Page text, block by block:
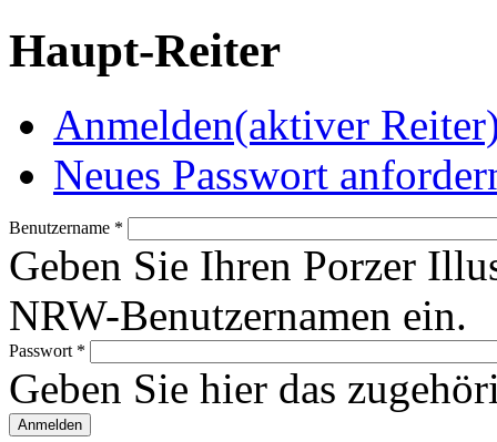
Haupt-Reiter
Anmelden(aktiver
Neues Passwort
Benutzername *
Geben Sie Ihren Porzer
NRW-Benutzernamen ein.
Passwort *
Geben Sie hier das